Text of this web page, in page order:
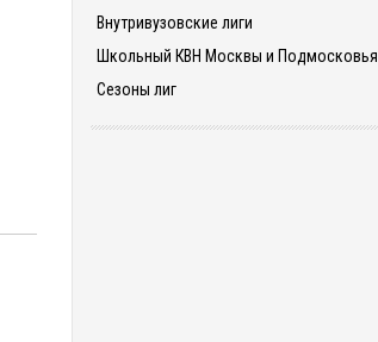
Внутривузовские лиги
Школьный КВН Москвы и Подмосковья
Сезоны лиг